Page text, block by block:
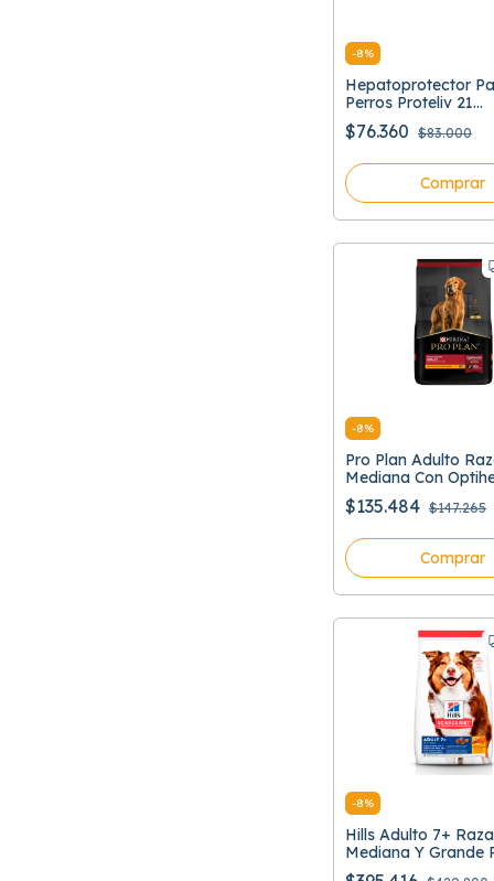
-8%
Hepatoprotector
Perros Proteliv 21
Comprimidos
$76.360 $83.000
Comprar
-8%
Pro Plan Adulto
Mediana Con
$135.484 $147.265
Comprar
-8%
Hills Adulto 7+ Raza
Mediana Y Grande